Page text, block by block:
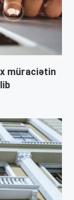
müraciətin